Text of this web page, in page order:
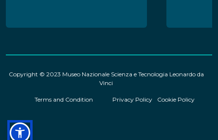
Copyright © 2023 Museo Nazionale Scienza e Tecnologia Leonardo da
Vinci
Terms and Condition Privacy Policy Cookie Policy